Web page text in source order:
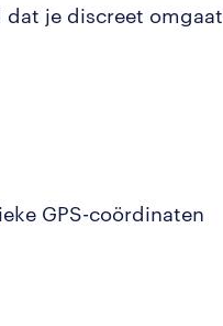
dat je discreet omgaat
GPS-coördinaten